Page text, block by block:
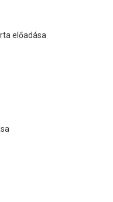
előadása